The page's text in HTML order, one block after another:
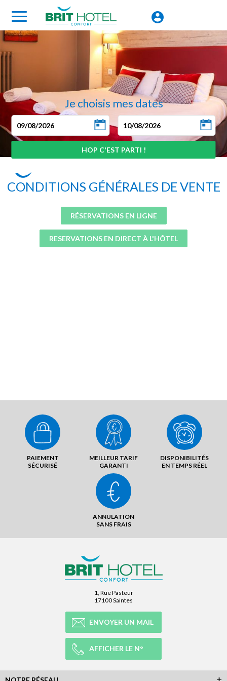
Je choisis mes dates
CONDITIONS GÉNÉRALES DE VENTE
RÉSERVATIONS EN LIGNE
RESERVATIONS EN DIRECT À L'HÔTEL
PAIEMENT
SÉCURISÉ
MEILLEUR TARIF
GARANTI
DISPONIBILITÉS
EN TEMPS RÉEL
ANNULATION
SANS FRAIS
1, Rue Pasteur
17100 Saintes
ENVOYER UN MAIL
AFFICHER LE N°